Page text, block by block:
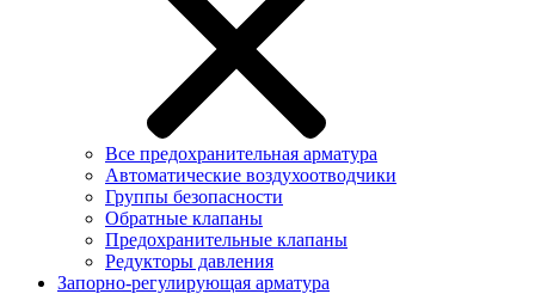
Все предохранительная арматура
Автоматические воздухоотводчики
Группы безопасности
Обратные клапаны
Предохранительные клапаны
Редукторы давления
Запорно-регулирующая арматура